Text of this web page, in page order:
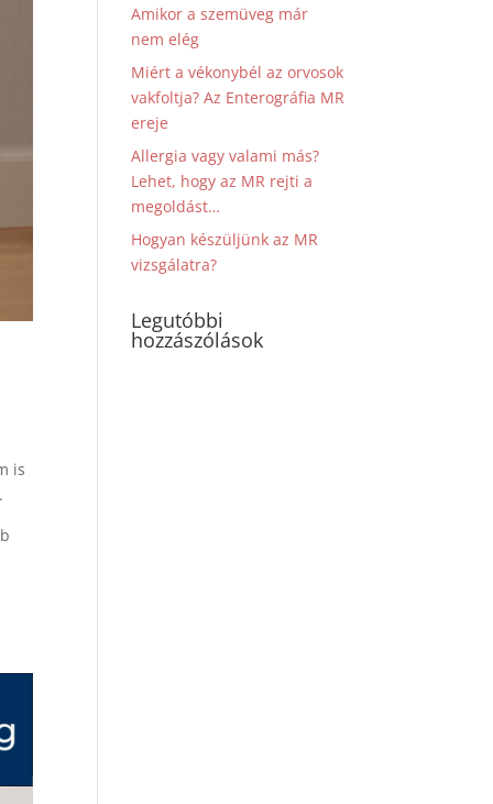
is
Amikor a szemüveg már
nem elég
Miért a vékonybél az orvosok
vakfoltja? Az Enterográfia MR
ereje
Allergia vagy valami más?
Lehet, hogy az MR rejti a
megoldást…
Hogyan készüljünk az MR
vizsgálatra?
Legutóbbi
hozzászólások